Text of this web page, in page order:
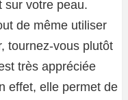
sur votre peau.
de même utiliser
tournez-vous plutôt
très appréciée
effet, elle permet de